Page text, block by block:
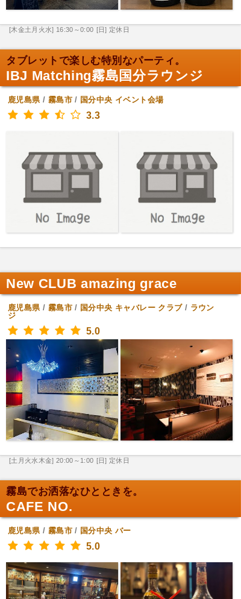
[木金土月火水] 16:30～0:00 [日] 定休日
タブレットで楽しむ特別なパーティ。
IBJ Matching霧島国分ラウンジ
鹿児島県/ 霧島市/ 国分中央 イベント会場
3.3
New CLUB amazing grace
鹿児島県/ 霧島市/ 国分中央 キャバレー クラブ/ ラウン
ジ
5.0
[土月火水木金] 20:00～1:00 [日] 定休日
霧島でお洒落なひとときを。
CAFE NO.
鹿児島県/ 霧島市/ 国分中央 バー
5.0